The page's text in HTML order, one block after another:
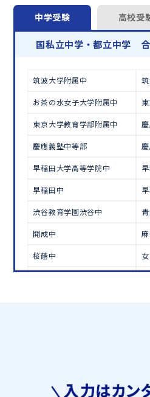
オンラインでの学習面談も
学習相談のお申し込みは こ
中学受験 高校受
国私立中学・都立中学
筑波大学附属中
お茶の水女子大学附属中
東京大学教育学部附属中
慶應義塾中等部
早稲田大学高等学院中
早稲田中
渋谷教育学園渋谷中
開成中
桜蔭中
都立 白鴎中